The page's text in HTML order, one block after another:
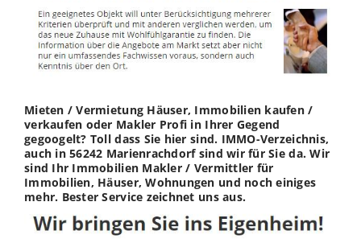
Mieten / Vermietung Häuser, Immobilien kaufen /
verkaufen oder Makler Profi in Ihrer Gegend
gegoogelt? Toll dass Sie hier sind. IMMO-Verzeichnis,
auch in 56242 Marienrachdorf sind wir für Sie da. Wir
sind Ihr Immobilien Makler / Vermittler für
Immobilien, Häuser, Wohnungen und noch einiges
mehr. Bester Service zeichnet uns aus.